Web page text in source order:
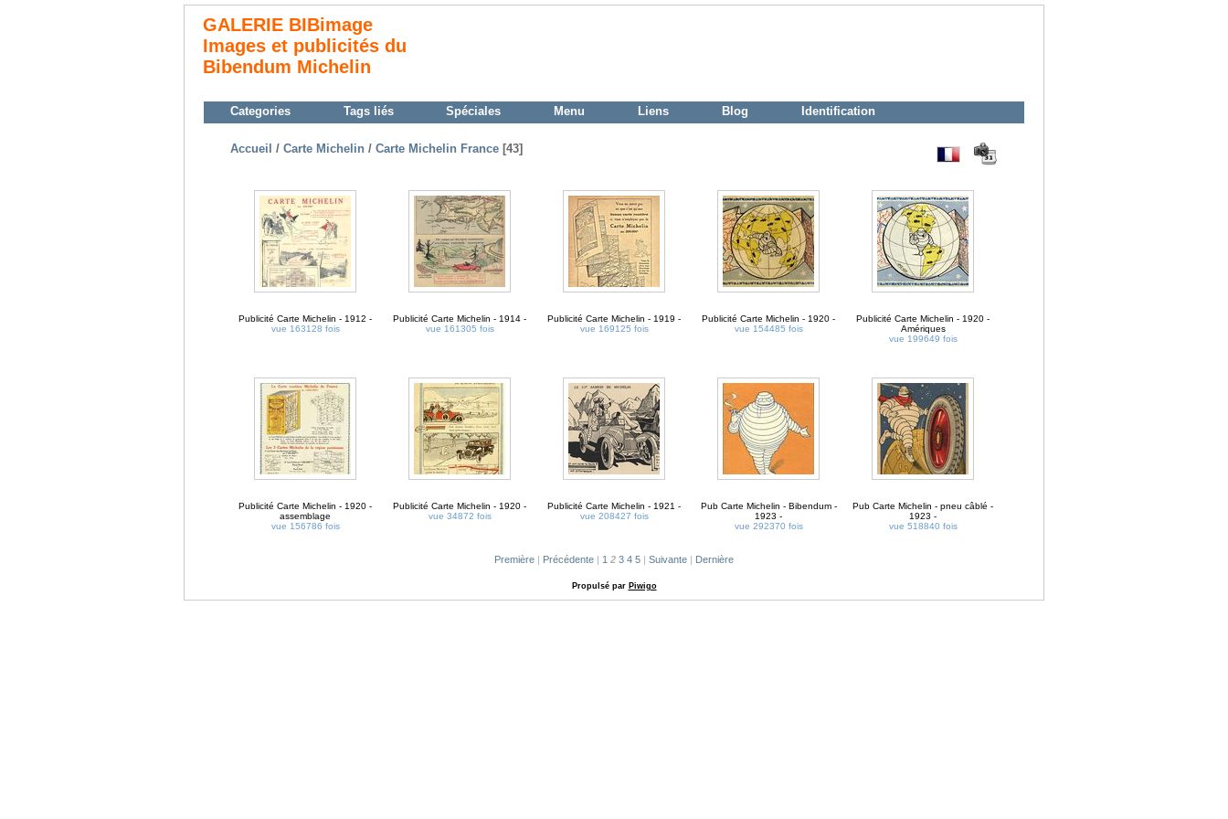
GALERIE BIBimage
Images et publicités du
Bibendum Michelin
Categories Tags liés Spéciales Menu Liens Blog Identification
Accueil / Carte Michelin/ Carte Michelin France[43]
Publicité Carte Michelin - 1912 -
vue 163128 fois
Publicité Carte Michelin - 1914 -
vue 161305 fois
Publicité Carte Michelin - 1919 -
vue 169125 fois
Publicité Carte Michelin - 1920 -
vue 154485 fois
Publicité Carte Michelin - 1920 -
Amériques
vue 199649 fois
Publicité Carte Michelin - 1920 -
assemblage
vue 156786 fois
Publicité Carte Michelin - 1920 -
vue 34872 fois
Publicité Carte Michelin - 1921 -
vue 208427 fois
Pub Carte Michelin - Bibendum -
1923 -
vue 292370 fois
Pub Carte Michelin - pneu câblé -
1923 -
vue 518840 fois
Première Précédente 1 2 3 4 5 Suivante Dernière
Propulsé par Piwigo